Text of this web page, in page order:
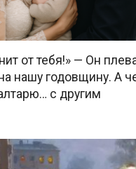
от тебя!» — Он
нашу годовщину. А
с другим